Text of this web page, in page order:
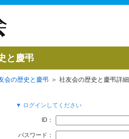
と慶弔
会の歴史と慶弔 ＞ 社友会の歴史と慶弔詳細
▼ ログインしてください
ID：
パスワード：